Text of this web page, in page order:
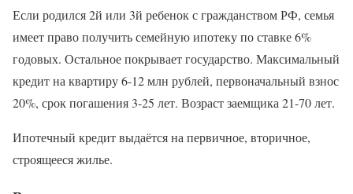
Если родился 2й или 3й ребенок с гражданством РФ, семья
имеет право получить семейную ипотеку по ставке 6%
годовых. Остальное покрывает государство. Максимальный
кредит на квартиру 6-12 млн рублей, первоначальный взнос
20%, срок погашения 3-25 лет. Возраст заемщика 21-70 лет.
Ипотечный кредит выдаётся на первичное, вторичное,
строящееся жилье.